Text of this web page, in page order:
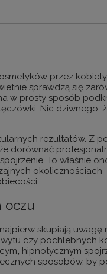
przez
sprawdzą się
w prosty sposób
Nic dziwnego,
rezultatów. Z
dorównać
To właśnie
okolicznościach
oczu
skupiają
czy pochlebnych
, hipnotycznym
sposobów, by